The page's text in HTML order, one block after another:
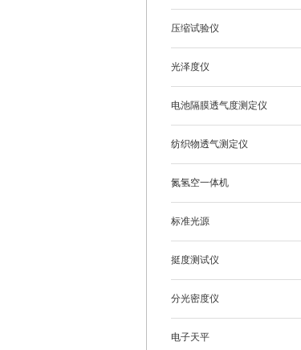
压缩试验仪
光泽度仪
电池隔膜透气度测定仪
纺织物透气测定仪
氮氢空一体机
标准光源
挺度测试仪
分光密度仪
电子天平